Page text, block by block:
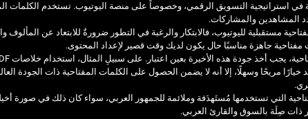
في استراتيجية التسويق الرقمي، وخصوصاً على منصة اليوتيوب. تستخدم الكلمات
المشاهدين والمشاركات.
مفتاحية مستقبلية لليوتيوب، فالابتكار والرغبة في التطور ضرورةٌ للابتعاد عن
مفتاحية جاهزة مناسبًا حال يكون لديك وقت قصير لإعداد المحتوى.
مريحًا وسهلًا، إلا أنه لا يضمن الحصول على الكلمات المفتاحية ذات الجودة
ذات صِلَة بالسوق والقارئ العربي.